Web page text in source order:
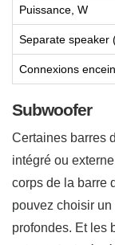
Puissance, W
Separate speaker
Connexions
Subwoofer
Certaines barres
intégré ou
corps de la barre
pouvez choisir
profondes. Et les